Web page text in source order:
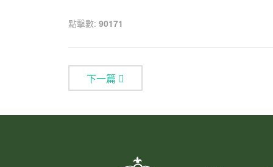
點擊數: 90171
下一篇